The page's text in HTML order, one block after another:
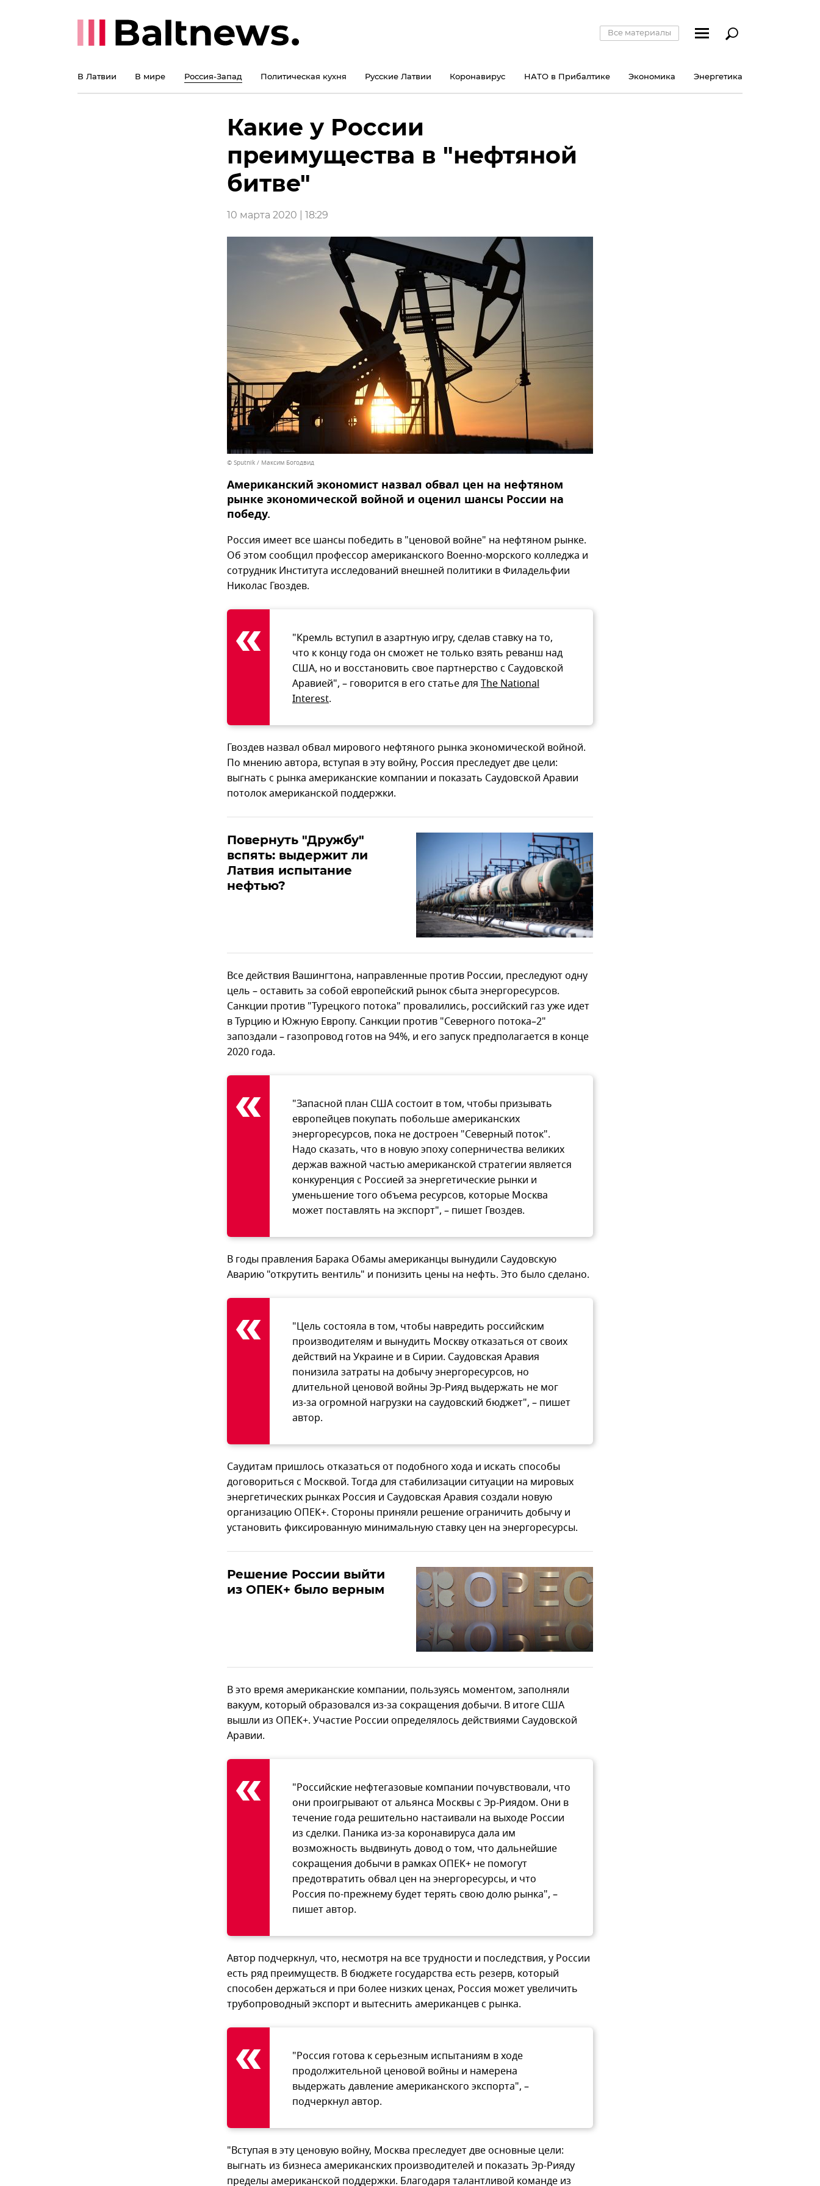
Все материалы
В Латвии В мире Россия-Запад Политическая кухня Русские Латвии Коронавирус НАТО в Прибалтике Экономика Энергетика
Какие у России
преимущества в "нефтяной
битве"
10 марта 2020 | 18:29
© Sputnik / Максим Богодвид
Американский экономист назвал обвал цен на нефтяном
рынке экономической войной и оценил шансы России на
победу.
Россия имеет все шансы победить в "ценовой войне" на нефтяном рынке.
Об этом сообщил профессор американского Военно-морского колледжа и
сотрудник Института исследований внешней политики в Филадельфии
Николас Гвоздев.
"Кремль вступил в азартную игру, сделав ставку на то,
что к концу года он сможет не только взять реванш над
США, но и восстановить свое партнерство с Саудовской
Аравией", – говорится в его статье для The National
Interest.
Гвоздев назвал обвал мирового нефтяного рынка экономической войной.
По мнению автора, вступая в эту войну, Россия преследует две цели:
выгнать с рынка американские компании и показать Саудовской Аравии
потолок американской поддержки.
Повернуть "Дружбу"
вспять: выдержит ли
Латвия испытание
нефтью?
Все действия Вашингтона, направленные против России, преследуют одну
цель – оставить за собой европейский рынок сбыта энергоресурсов.
Санкции против "Турецкого потока" провалились, российский газ уже идет
в Турцию и Южную Европу. Санкции против "Северного потока–2"
запоздали – газопровод готов на 94%, и его запуск предполагается в конце
2020 года.
"Запасной план США состоит в том, чтобы призывать
европейцев покупать побольше американских
энергоресурсов, пока не достроен "Северный поток".
Надо сказать, что в новую эпоху соперничества великих
держав важной частью американской стратегии является
конкуренция с Россией за энергетические рынки и
уменьшение того объема ресурсов, которые Москва
может поставлять на экспорт", – пишет Гвоздев.
В годы правления Барака Обамы американцы вынудили Саудовскую
Аварию "открутить вентиль" и понизить цены на нефть. Это было сделано.
"Цель состояла в том, чтобы навредить российским
производителям и вынудить Москву отказаться от своих
действий на Украине и в Сирии. Саудовская Аравия
понизила затраты на добычу энергоресурсов, но
длительной ценовой войны Эр-Рияд выдержать не мог
из-за огромной нагрузки на саудовский бюджет", – пишет
автор.
Саудитам пришлось отказаться от подобного хода и искать способы
договориться с Москвой. Тогда для стабилизации ситуации на мировых
энергетических рынках Россия и Саудовская Аравия создали новую
организацию ОПЕК+. Стороны приняли решение ограничить добычу и
установить фиксированную минимальную ставку цен на энергоресурсы.
Решение России выйти
из ОПЕК+ было верным
В это время американские компании, пользуясь моментом, заполняли
вакуум, который образовался из-за сокращения добычи. В итоге США
вышли из ОПЕК+. Участие России определялось действиями Саудовской
Аравии.
"Российские нефтегазовые компании почувствовали, что
они проигрывают от альянса Москвы с Эр-Риядом. Они в
течение года решительно настаивали на выходе России
из сделки. Паника из-за коронавируса дала им
возможность выдвинуть довод о том, что дальнейшие
сокращения добычи в рамках ОПЕК+ не помогут
предотвратить обвал цен на энергоресурсы, и что
Россия по-прежнему будет терять свою долю рынка", –
пишет автор.
Автор подчеркнул, что, несмотря на все трудности и последствия, у России
есть ряд преимуществ. В бюджете государства есть резерв, который
способен держаться и при более низких ценах, Россия может увеличить
трубопроводный экспорт и вытеснить американцев с рынка.
"Россия готова к серьезным испытаниям в ходе
продолжительной ценовой войны и намерена
выдержать давление американского экспорта", –
подчеркнул автор.
"Вступая в эту ценовую войну, Москва преследует две основные цели:
выгнать из бизнеса американских производителей и показать Эр-Рияду
пределы американской поддержки. Благодаря талантливой команде из